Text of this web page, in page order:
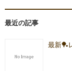
最近の記事
最新🏓